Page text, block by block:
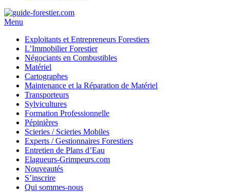
Menu
Exploitants et Entrepreneurs Forestiers
L’Immobilier Forestier
Négociants en Combustibles
Matériel
Cartographes
Maintenance et la Réparation de Matériel
Transporteurs
Sylvicultures
Formation Professionnelle
Pépinières
Scieries / Scieries Mobiles
Experts / Gestionnaires Forestiers
Entretien de Plans d’Eau
Elagueurs-Grimpeurs.com
Nouveautés
S’inscrire
Qui sommes-nous